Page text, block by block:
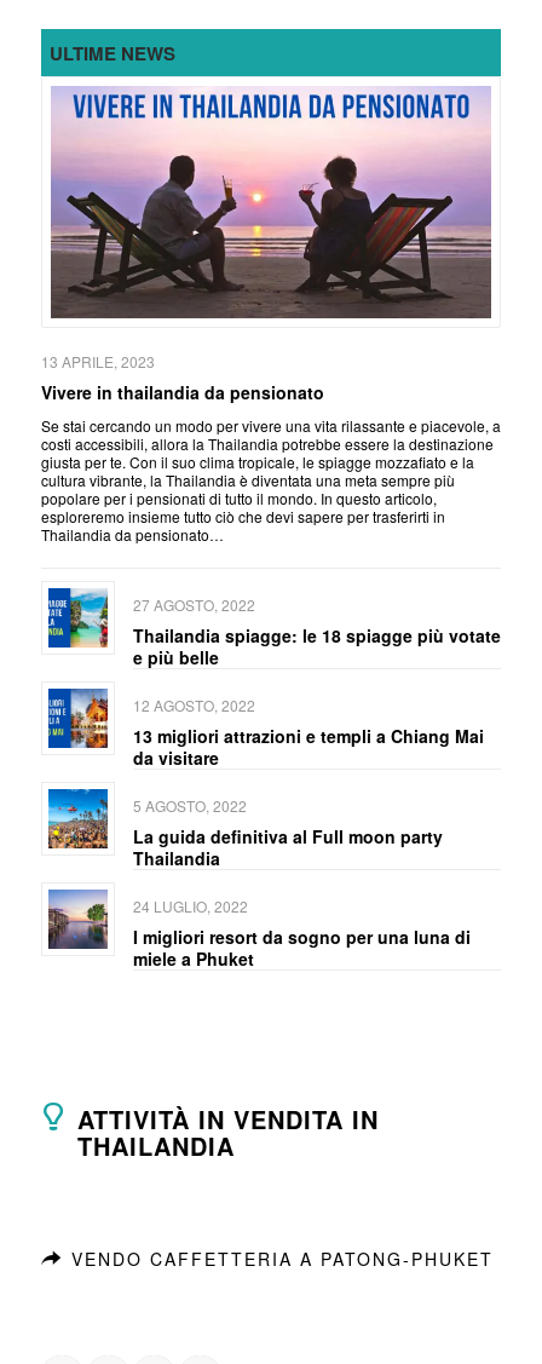
ULTIME NEWS
13 APRILE, 2023
Vivere in thailandia da pensionato
Se stai cercando un modo per vivere una vita rilassante e piacevole, a
costi accessibili, allora la Thailandia potrebbe essere la destinazione
giusta per te. Con il suo clima tropicale, le spiagge mozzafiato e la
cultura vibrante, la Thailandia è diventata una meta sempre più
popolare per i pensionati di tutto il mondo. In questo articolo,
esploreremo insieme tutto ciò che devi sapere per trasferirti in
Thailandia da pensionato…
27 AGOSTO, 2022
Thailandia spiagge: le 18 spiagge più votate
e più belle
12 AGOSTO, 2022
13 migliori attrazioni e templi a Chiang Mai
da visitare
5 AGOSTO, 2022
La guida definitiva al Full moon party
Thailandia
24 LUGLIO, 2022
I migliori resort da sogno per una luna di
miele a Phuket
ATTIVITÀ IN VENDITA IN
THAILANDIA
VENDO CAFFETTERIA A PATONG-PHUKET